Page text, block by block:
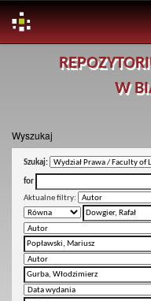
W
Wyszukaj
Szukaj:
for
Aktualne filtry: